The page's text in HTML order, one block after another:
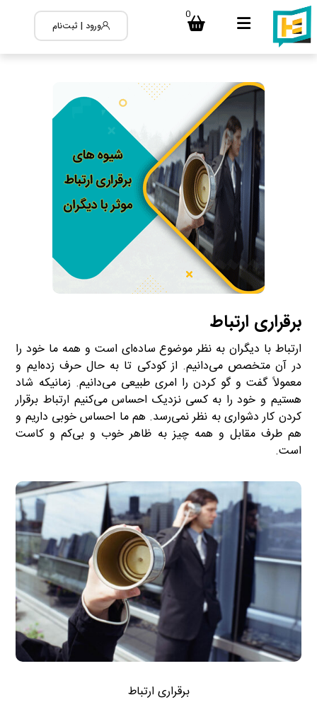
0
ورود | ثبت‌نام
برقراری ارتباط
ارتباط با دیگران به نظر موضوع ساده‌ای است و همه‌ ما خود را
در آن متخصص می‌دانیم. از کودکی تا به حال حرف زده‌ایم و
معمولاً گفت و گو کردن را امری طبیعی می‌دانیم. زمانیکه شاد
هستیم و خود را به کسی نزدیک احساس می‌کنیم ارتباط برقرار
کردن کار دشواری به نظر نمی‌رسد. هم ما احساس خوبی داریم و
هم طرف مقابل و همه چیز به ظاهر خوب و بی‌کم و کاست
است.
برقراری ارتباط